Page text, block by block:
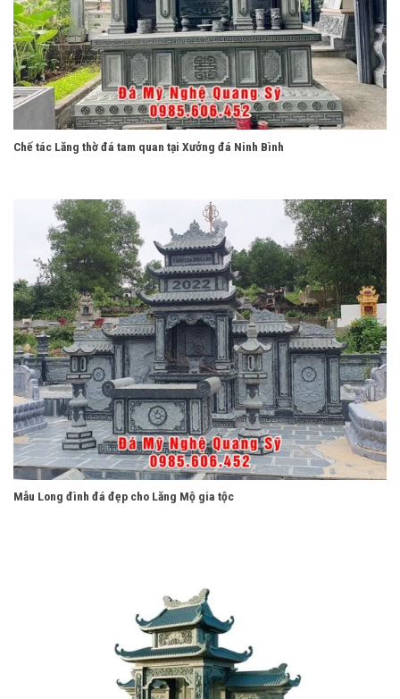
Chế tác Lăng thờ đá tam quan tại Xưởng đá Ninh Bình
Mẫu Long đình đá đẹp cho Lăng Mộ gia tộc